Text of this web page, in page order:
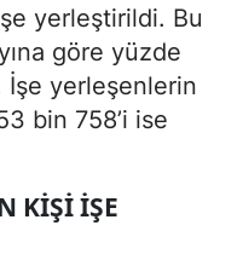
yerleştirildi. Bu
göre yüzde
İşe yerleşenlerin
bin 758’i ise
KIŞI IŞE